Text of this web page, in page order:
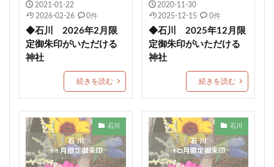
龍の絵 青木天満宮
金峯神社 岐阜護国神社 多度大社 崇道天皇社
御嶽神社茅萱宮 5月限定御朱印
村屋坐弥冨都比売神社 小濱神社
重陽の節句御朱印 宇都宮二荒山神社
常陸第三宮吉田神社 多治速比売神社
富士山東口本宮 冨士浅間神社 紀元節限定御朱印
諸願成就 松江市 端午の節句限定御朱印
津軽赤倉山神社 子安稲荷神社 秈荷神社
2021-01-22
2026-02-26
0件
◆石川 2026年2月限
定御朱印がいただける
神社
続きを読む
2020-11-30
2025-12-15
0件
◆石川 2025年12月限
定御朱印がいただける
神社
続きを読む
石川 石川